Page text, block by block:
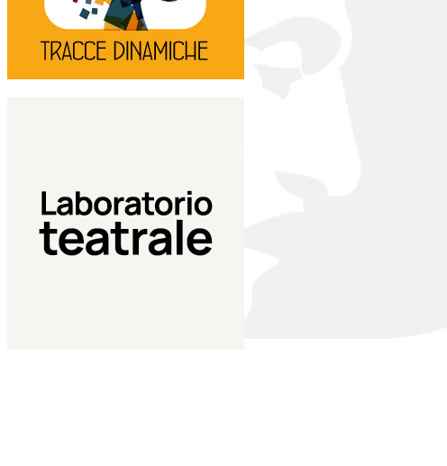
Tracce dinamiche
Laboratorio di teatro del
Teatro Eduardo de Filippo